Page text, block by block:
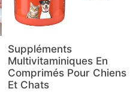
Suppléments
Multivitaminiques En
Comprimés Pour Chiens
Et Chats